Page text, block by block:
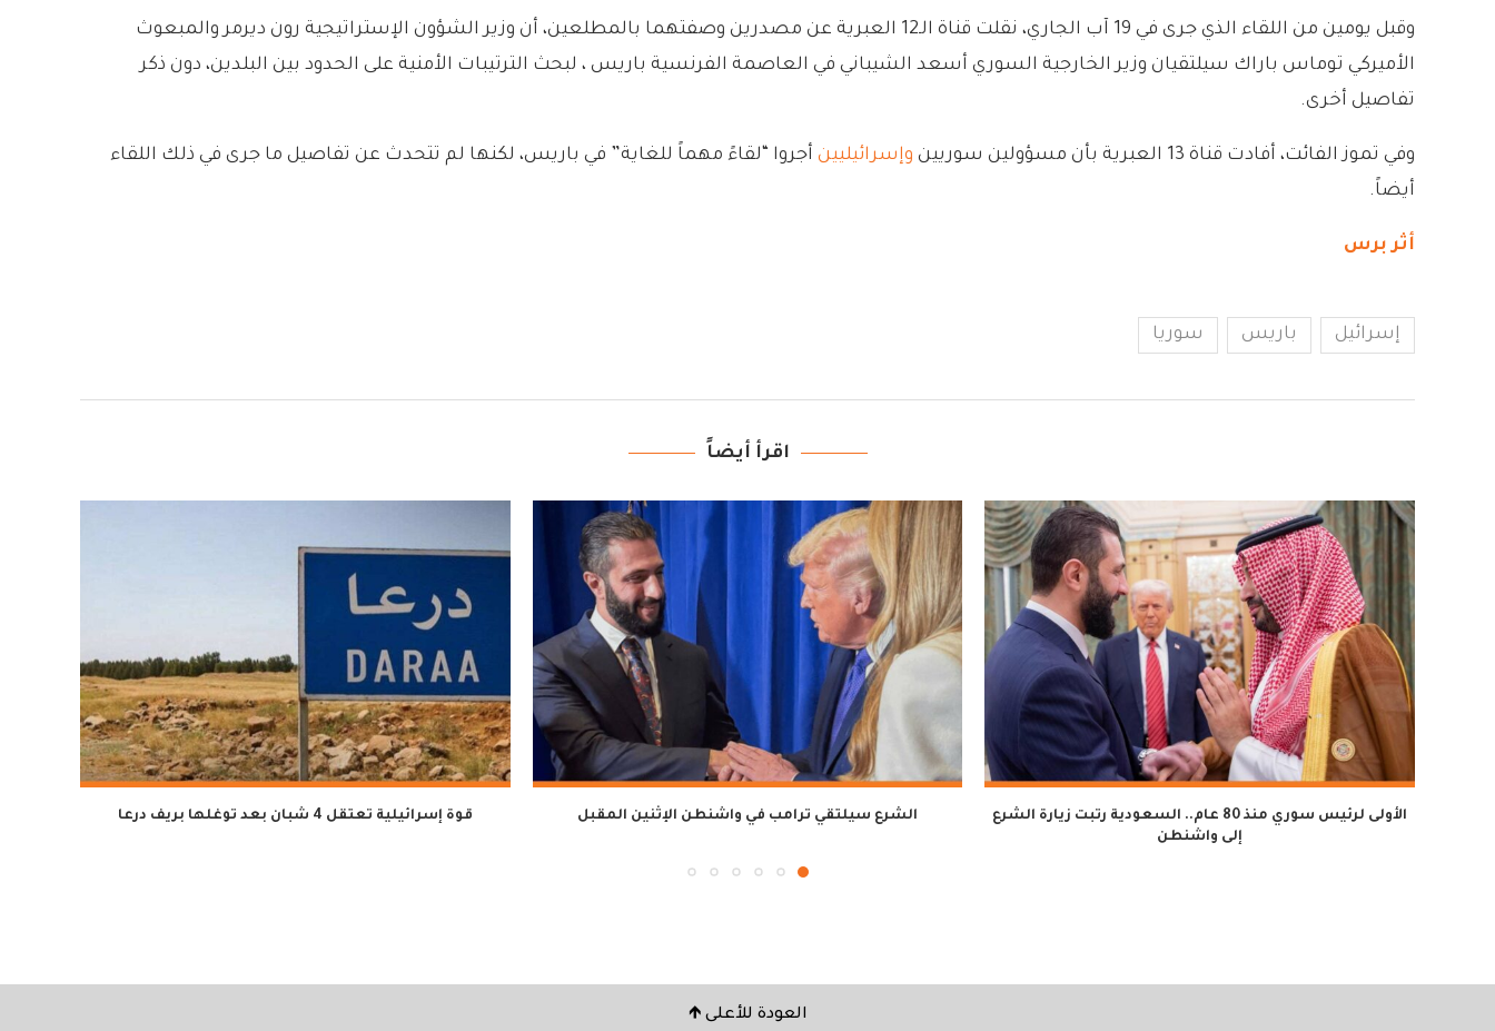
وقبل يومين من اللقاء الذي جرى في 19 آب الجاري، نقلت قناة الـ12 العبرية عن مصدرين وصفتهما بالمطلعين، أن وزير الشؤون الإستراتيجية رون ديرمر والمبعوث
الأميركي توماس باراك سيلتقيان وزير الخارجية السوري أسعد الشيباني في العاصمة الفرنسية باريس ، لبحث الترتيبات الأمنية على الحدود بين البلدين، دون ذكر
تفاصيل أخرى.
وفي تموز الفائت، أفادت قناة 13 العبرية بأن مسؤولين سوريين وإسرائيليين أجروا “لقاءً مهماً للغاية” في باريس، لكنها لم تتحدث عن تفاصيل ما جرى في ذلك اللقاء
أيضاً.
أثر برس
إسرائيل باريس سوريا
اقرأ أيضاً
الأولى لرئيس سوري منذ 80 عام.. السعودية رتبت زيارة الشرع
إلى واشنطن
الشرع سيلتقي ترامب في واشنطن الإثنين المقبل قوة إسرائيلية تعتقل 4 شبان بعد توغلها بريف درعا
العودة للأعلى 🡹